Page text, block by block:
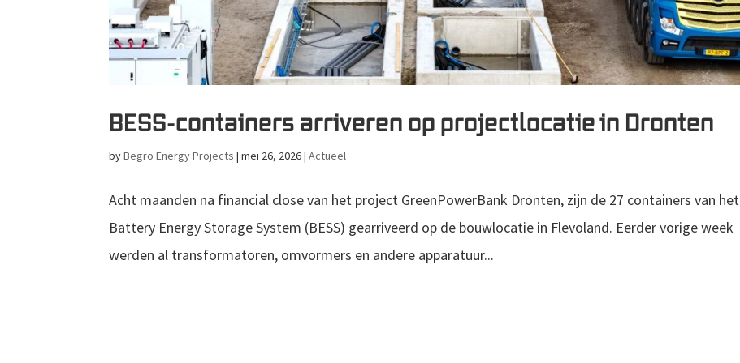
BESS-containers arriveren op projectlocatie in Dronten
byBegro Energy Projects |mei 26, 2026|Actueel
Acht maanden na financial close van het project GreenPowerBank Dronten, zijn de 27 containers van het
Battery Energy Storage System (BESS) gearriveerd op de bouwlocatie in Flevoland. Eerder vorige week
werden al transformatoren, omvormers en andere apparatuur...